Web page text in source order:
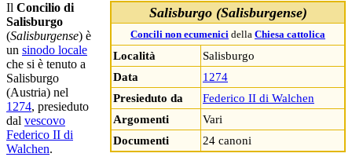
Salisburgo (Salisburgense)
Concili non ecumenici della Chiesa cattolica
Località
Salisburgo
Data
1274
Presieduto da
Federico II di Walchen
Argomenti
Vari
Documenti
24 canoni
Il Concilio di
Salisburgo
(Salisburgense) è
un sinodo locale
che si è tenuto a
Salisburgo
(Austria) nel
1274, presieduto
dal vescovo
Federico II di
Walchen.